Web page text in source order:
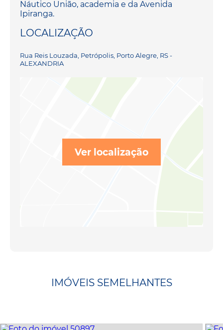
Náutico União, academia e da Avenida
Ipiranga.
LOCALIZAÇÃO
Rua Reis Louzada, Petrópolis, Porto Alegre, RS -
ALEXANDRIA
Ver localização
IMÓVEIS SEMELHANTES